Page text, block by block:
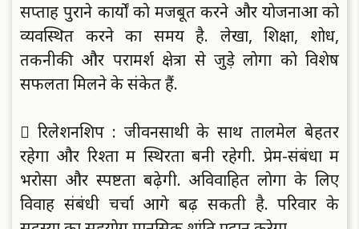
सप्ताह पुराने कार्याें काे मजबूत करने और याेजनाओं काे
व्यवस्थित करने का समय है. लेखा, शिक्षा, शाेध,
तकनीकी और परामर्श क्षेत्राें से जुड़े लाेगाें काे विशेष
सफलता मिलने के संकेत हैं.
 रिलेशनशिप : जीवनसाथी के साथ तालमेल बेहतर
रहेगा और रिश्ताें में स्थिरता बनी रहेगी. प्रेम-संबंधाें में
भराेसा और स्पष्टता बढ़ेगी. अविवाहित लाेगाें के लिए
विवाह संबंधी चर्चा आगे बढ़ सकती है. परिवार के